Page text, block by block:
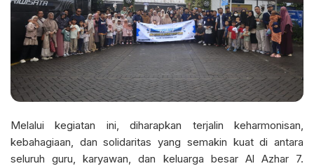
Melalui kegiatan ini, diharapkan terjalin keharmonisan,
kebahagiaan, dan solidaritas yang semakin kuat di antara
seluruh guru, karyawan, dan keluarga besar Al Azhar 7.